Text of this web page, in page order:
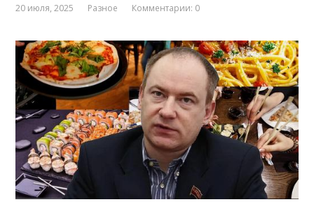
20 июля, 2025 Разное Комментарии: 0